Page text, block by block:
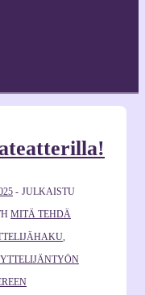
JULKAISTU
MITÄ TEHDÄ